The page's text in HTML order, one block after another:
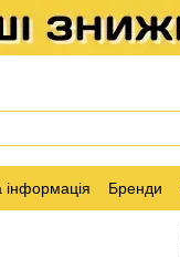
інформація Бренди